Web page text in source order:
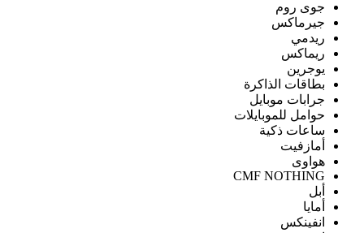
جوى روم
جيرماكس
ريدمي
ريماكس
يوجرين
بطاقات الذاكرة
جرابات موبايل
حوامل للموبايلات
ساعات ذكية
أمازفيت
هواوى
CMF NOTHING
أبل
أمايا
انفينكس